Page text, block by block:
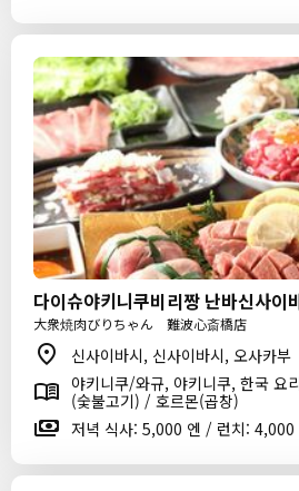
다이슈야키니쿠비리짱 난바신사이
大衆焼肉びりちゃん 難波心斎橋店
신사이바시, 신사이바시, 오사카부
야키니쿠/와규, 야키니쿠, 한국 요
(숯불고기) / 호르몬(곱창)
저녁 식사: 5,000 엔 / 런치: 4,000